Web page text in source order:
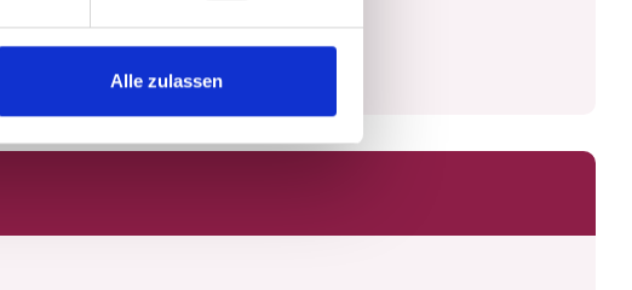
Alle zulassen